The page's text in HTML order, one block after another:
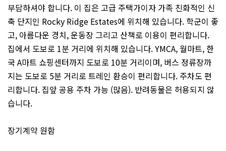
부담하셔야 합니다. 이 집은 고급 주택가이자 가족 친화적인 신
축 단지인 Rocky Ridge Estates에 위치해 있습니다. 학군이 좋
고, 아름다운 경치, 운동장 그리고 산책로 이용이 편리합니다.
집에서 도보로 1분 거리에 위치해 있습니다. YMCA, 월마트, 한
국 A마트 쇼핑센터까지 도보로 10분 거리이며, 버스 정류장까
지는 도보로 5분 거리로 트레인 환승이 편리합니다. 주차도 편
리합니다. 집앞 공용 주차 가능 (많음). 반려동물은 허용되지 않
습니다.
장기계약 원함